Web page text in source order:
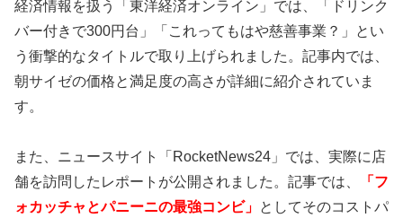
経済情報を扱う「東洋経済オンライン」では、「ドリンク
バー付きで300円台」「これってもはや慈善事業？」とい
う衝撃的なタイトルで取り上げられました。記事内では、
朝サイゼの価格と満足度の高さが詳細に紹介されていま
す。
また、ニュースサイト「RocketNews24」では、実際に店
舗を訪問したレポートが公開されました。記事では、
「フ
ォカッチャとパニーニの最強コンビ」 としてそのコストパ